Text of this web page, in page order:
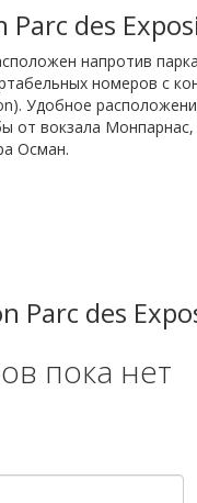
des
напротив
номеров с
Удобное
от вокзала
Осман.
Parc des
пока нет